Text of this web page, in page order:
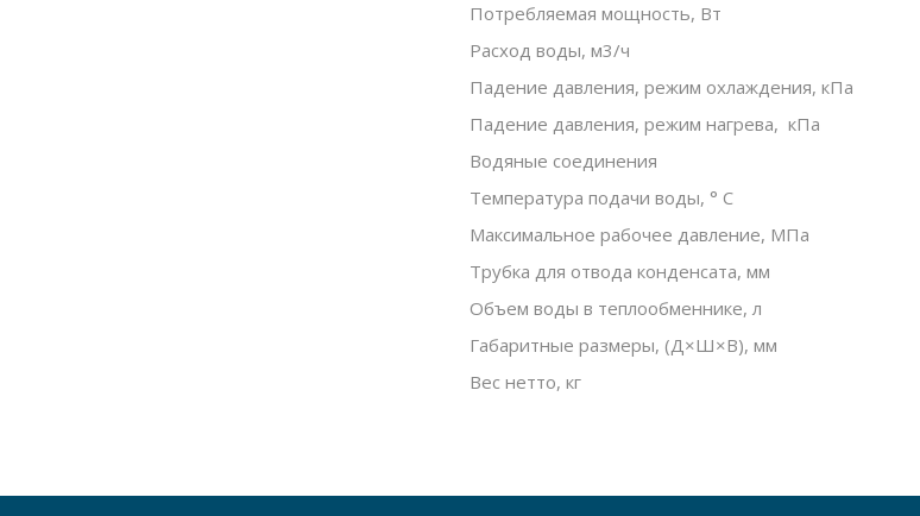
Потребляемая мощность, Вт
Расход воды, м3/ч
Падение давления, режим охлаждения, кПа
Падение давления, режим нагрева, кПа
Водяные соединения
Температура подачи воды, ° С
Максимальное рабочее давление, МПа
Трубка для отвода конденсата, мм
Объем воды в теплообменнике, л
Габаритные размеры, (Д×Ш×В), мм
Вес нетто, кг